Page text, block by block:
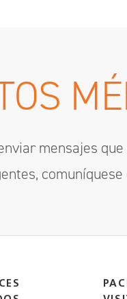
mensajes